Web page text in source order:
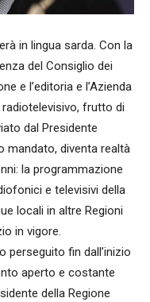
in lingua sarda. Con la
del Consiglio dei
e l’editoria e l’Azienda
frutto di
dal Presidente
mandato, diventa realtà
la programmazione
e televisivi della
locali in altre Regioni
in vigore.
perseguito fin dall’inizio
aperto e costante
della Regione